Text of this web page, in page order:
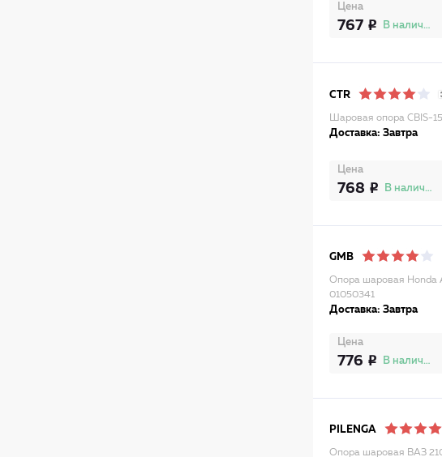
Цена
767 В наличии
CTR
Шаровая опора CBIS-15
Доставка: Завтра
Цена
768 В наличии
GMB
Опора шаровая Honda
01050341
Доставка: Завтра
Цена
776 В наличии
PILENGA
Опора шаровая ВАЗ